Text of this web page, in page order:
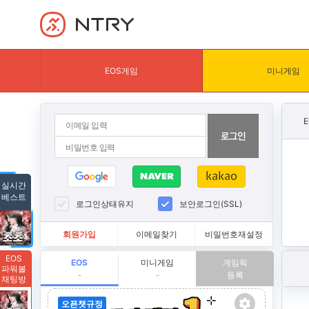
NTRY
EOS게임 미니게임
로그인상태유지 보안로그인(SSL)
회원가입 이메일찾기 비밀번호재설정
EOS
-
미니게임
-
게임픽
등록
실시간
베스트
EOS
파워볼
채팅방